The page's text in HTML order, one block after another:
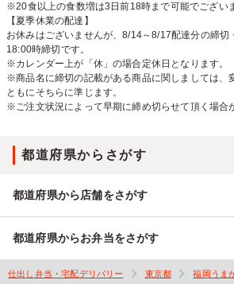
※20食以上の食数増は3日前18時まで可能でござい
【夏季休業の配達】
お休みはございませんが、8/14～8/17配達分の締切
18:00時締切です。
※カレンダー上が「休」の場合定休日となります。
※商品名に締切の記載がある商品に関しましては、
ともにそちらに準じます。
※ご注文状況によって早期に締め切らせて頂く場合
都道府県からさがす
都道府県から店舗をさがす
都道府県からお弁当をさがす
仕出し弁当・宅配デリバリー 東京都 福岡うま